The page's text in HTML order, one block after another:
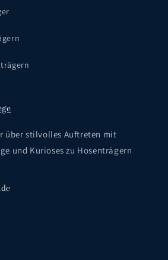
über stilvolles Auftreten mit
und Kurioses zu Hosenträgern